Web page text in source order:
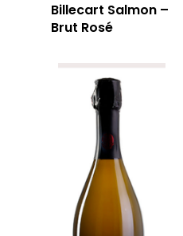
Billecart Salmon –
Brut Rosé